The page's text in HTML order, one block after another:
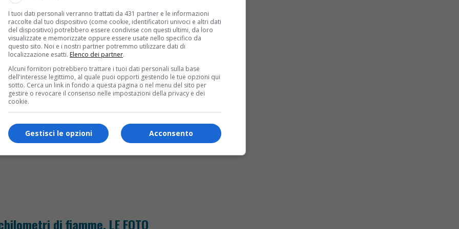
salvato da un medico di passaggio
giovane di 21 anni
di fiamme. LE FOTO
I tuoi dati personali verranno trattati da 431 partner e le informazioni
raccolte dal tuo dispositivo (come cookie, identificatori univoci e altri dati
del dispositivo) potrebbero essere condivise con questi ultimi, da loro
visualizzate e memorizzate oppure essere usate nello specifico da
questo sito. Noi e i nostri partner potremmo utilizzare dati di
localizzazione esatti. Elenco dei partner.
Alcuni fornitori potrebbero trattare i tuoi dati personali sulla base
dell'interesse legittimo, al quale puoi opporti gestendo le tue opzioni qui
sotto. Cerca un link in fondo a questa pagina o nel menu del sito per
gestire o revocare il consenso nelle impostazioni della privacy e dei
cookie.
Acconsento
Gestisci le opzioni